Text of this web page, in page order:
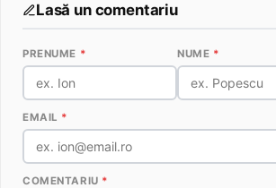
Lasă un comentariu
PRENUME * NUME *
EMAIL *
COMENTARIU *